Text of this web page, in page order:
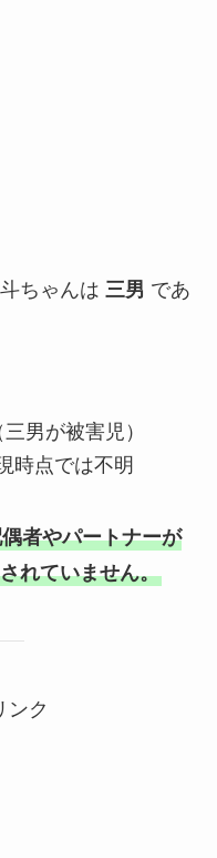
ちゃんは 三男 であ
男が被害児）
時点では不明
者やパートナーが
れていません。
ンク